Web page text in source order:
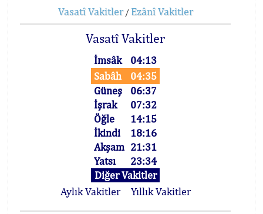
Vasatî Vakitler/ Ezânî Vakitler
Vasatî Vakitler
İmsâk
04:13
Sabâh
04:35
Güneş
06:37
İşrak
07:32
Öğle
14:15
İkindi
18:16
Akşam 21:31
Yatsı
23:34
Diğer Vakitler
Aylık Vakitler
Yıllık Vakitler